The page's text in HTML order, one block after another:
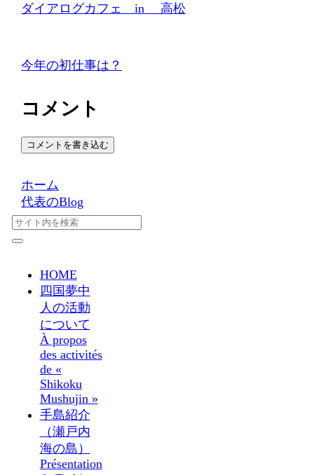
ダイアログカフェ in 高松
今年の初仕事は？
コメント
コメントを書き込む
ホーム
代表のBlog
HOME
四国夢中
人の活動
について
À propos
des activités
de «
Shikoku
Mushujin »
手島紹介
（瀬戸内
海の島）
Présentation